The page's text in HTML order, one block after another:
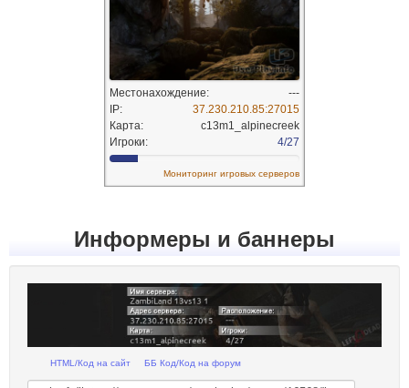
Информеры и баннеры
HTML/Код на сайт ББ Код/Код на форум